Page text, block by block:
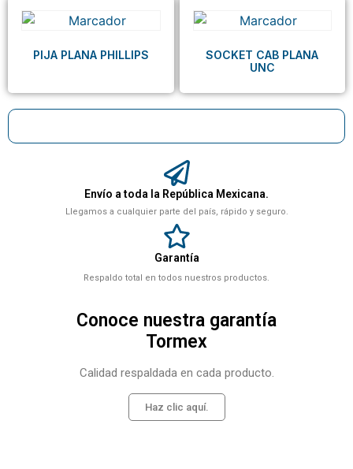
Envío a toda la República Mexicana.
Llegamos a cualquier parte del país, rápido y seguro.
Garantía
Respaldo total en todos nuestros productos.
Conoce nuestra garantía
Tormex
Calidad respaldada en cada producto.
Haz clic aquí.
PIJA PLANA PHILLIPS
SOCKET CAB PLANA
UNC